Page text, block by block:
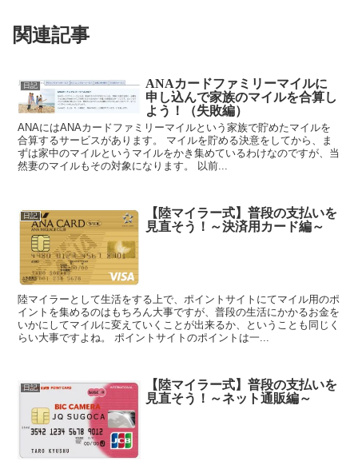
関連記事
日記
ANAカードファミリーマイルに
申し込んで家族のマイルを合算し
よう！（失敗編）
ANAにはANAカードファミリーマイルという家族で貯めたマイルを
合算するサービスがあります。 マイルを貯める決意をしてから、ま
ずは家中のマイルというマイルをかき集めているわけなのですが、当
然妻のマイルもその対象になります。 以前...
日記
【陸マイラー式】普段の支払いを
見直そう！～決済用カード編～
陸マイラーとして生活をする上で、ポイントサイトにてマイル用のポ
イントを集めるのはもちろん大事ですが、普段の生活にかかるお金を
いかにしてマイルに変えていくことが出来るか、ということも同じく
らい大事ですよね。 ポイントサイトのポイントは一...
日記
【陸マイラー式】普段の支払いを
見直そう！～ネット通販編～